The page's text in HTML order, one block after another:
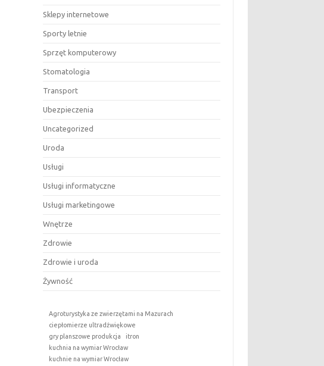
Sklepy internetowe
Sporty letnie
Sprzęt komputerowy
Stomatologia
Transport
Ubezpieczenia
Uncategorized
Uroda
Usługi
Usługi informatyczne
Usługi marketingowe
Wnętrze
Zdrowie
Zdrowie i uroda
Żywność
Agroturystyka ze zwierzętami na Mazurach
ciepłomierze ultradźwiękowe
gry planszowe produkcja
itron
kuchnia na wymiar Wrocław
kuchnie na wymiar Wrocław